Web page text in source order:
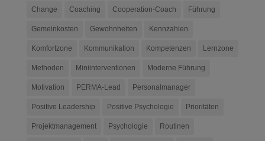
Change Coaching Cooperation-Coach Führung
Gemeinkosten Gewohnheiten Kennzahlen
Komfortzone Kommunikation Kompetenzen Lernzone
Methoden Miniinterventionen Moderne Führung
Motivation PERMA-Lead Personalmanager
Positive Leadership Positive Psychologie Prioritäten
Projektmanagement Psychologie Routinen